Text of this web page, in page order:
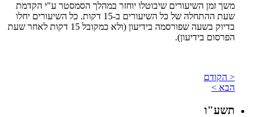
משך זמן השיעורים שיבוטלו יוחזר במהלך הסמסטר ע"י הקדמת
שעת ההתחלה של כל השיעורים ב-15 דקות. כל השיעורים יחלו
בדיוק בשעה שפורסמה בידיעון (ולא כמקובל 15 דקות לאחר שעת
הפרסום בידיעון).
< הקודם
הבא >
תשע"ו